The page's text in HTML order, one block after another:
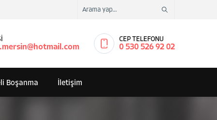
CEP TELEFONU
0 530 526 92 02
Boşanma İletişim